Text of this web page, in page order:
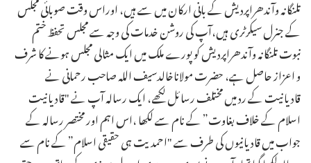
تلنگانہ وآندھراپردیش کے بانی ارکان میں سے ہیں، اوراس وقت صوبائی مجلس
کے جنرل سیکرٹری ہیں،آپ کی روشن خدمات کی وجہ سے مجلس تحفظ ختم
نبوت تلنگانہ وآندھراپردیش کو پورے ملک میں ایک مثالی مجلس ہونے کا شرف
و اعزاز حاصل ہے، حضرت مولاناخالدسیف اللہ صاحب رحمانی نے
قادیانیت کے رد میں مختلف رسائل لکھے، ایک رسالہ آپ نے "قادیانیت
اسلام کے خلاف بغاوت” کے نام سے لکھا ،اس اہم اور مختصر رسالہ کے
جواب میں قادیانیوں کی طرف سے "احمدیت ہی حقیقی اسلام” کے نام سے